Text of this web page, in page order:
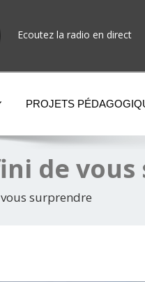
Ecoutez la radio en direct
PROJETS
de
surprendre